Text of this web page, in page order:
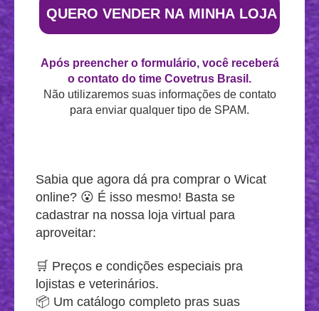
QUERO VENDER NA MINHA LOJA
Após preencher o formulário, você receberá
o contato do time Covetrus Brasil.
Não utilizaremos suas informações de contato
para enviar qualquer tipo de SPAM.
Sabia que agora dá pra comprar o Wicat
online? 😮 É isso mesmo! Basta se
cadastrar na nossa loja virtual para
aproveitar:
🛒 Preços e condições especiais pra
lojistas e veterinários.
📦 Um catálogo completo pras suas